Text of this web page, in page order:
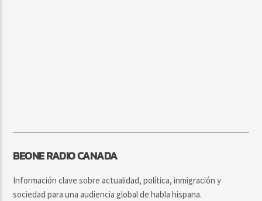
BEONE RADIO CANADA
Información clave sobre actualidad, política, inmigración y
sociedad para una audiencia global de habla hispana.